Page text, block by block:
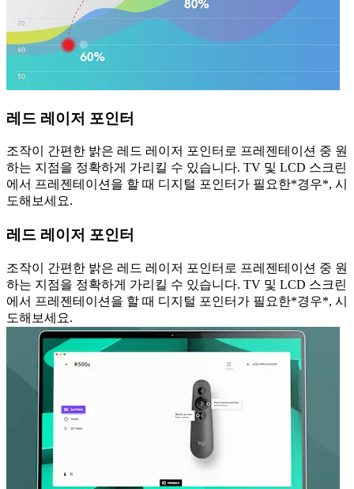
레드 레이저 포인터
조작이 간편한 밝은 레드 레이저 포인터로 프레젠테이션 중 원
하는 지점을 정확하게 가리킬 수 있습니다. TV 및 LCD 스크린
에서 프레젠테이션을 할 때 디지털 포인터가 필요한*경우*, 시
도해보세요.
레드 레이저 포인터
조작이 간편한 밝은 레드 레이저 포인터로 프레젠테이션 중 원
하는 지점을 정확하게 가리킬 수 있습니다. TV 및 LCD 스크린
에서 프레젠테이션을 할 때 디지털 포인터가 필요한*경우*, 시
도해보세요.